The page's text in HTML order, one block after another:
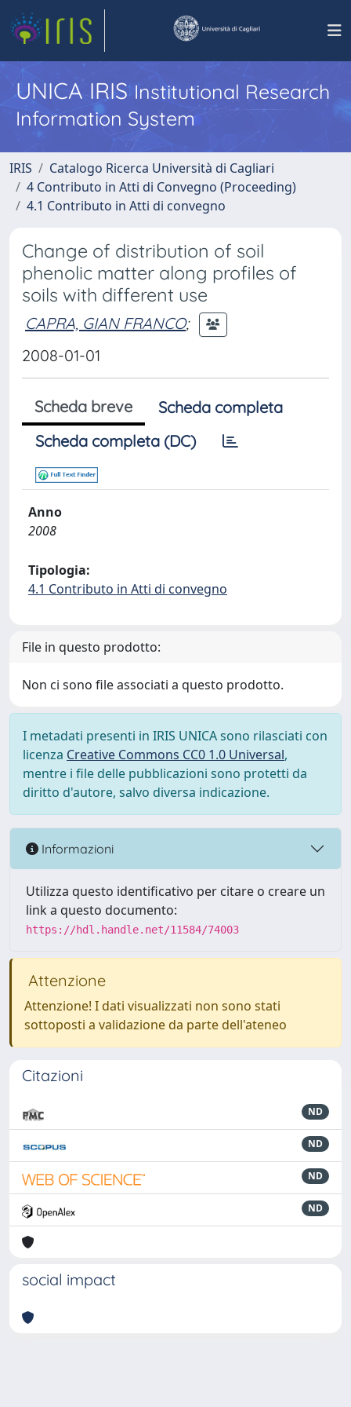
UNICA IRISInstitutional Research
Information System
IRIS
Catalogo Ricerca Università di Cagliari
4 Contributo in Atti di Convegno (Proceeding)
4.1 Contributo in Atti di convegno
Change of distribution of soil
phenolic matter along profiles of
soils with different use
CAPRA, GIAN FRANCO;
2008-01-01
Scheda breve
Scheda completa
Scheda completa (DC)
Anno
2008
Tipologia:
4.1 Contributo in Atti di convegno
File in questo prodotto:
Non ci sono file associati a questo prodotto.
I metadati presenti in IRIS UNICA sono rilasciati con
licenza Creative Commons CC0 1.0 Universal,
mentre i file delle pubblicazioni sono protetti da
diritto d'autore, salvo diversa indicazione.
Informazioni
Utilizza questo identificativo per citare o creare un
link a questo documento:
https://hdl.handle.net/11584/74003
Attenzione
Attenzione! I dati visualizzati non sono stati
sottoposti a validazione da parte dell'ateneo
Citazioni
ND
ND
ND
ND
social impact